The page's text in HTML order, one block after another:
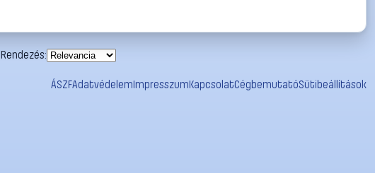
Rendezés:
ÁSZFAdatvédelemImpresszumKapcsolatCégbemutatóSütibeállítások